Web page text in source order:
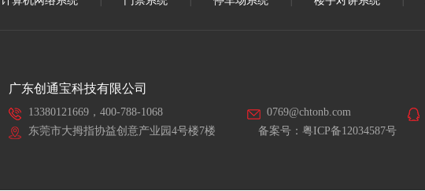
广东创通宝科技有限公司
13380121669，400-788-1068 0769@chtonb.com
东莞市大拇指协益创意产业园4号楼7楼
备案号： 粤ICP备12034587号